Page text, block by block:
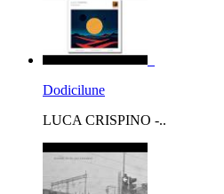
Dodicilune
LUCA CRISPINO -..